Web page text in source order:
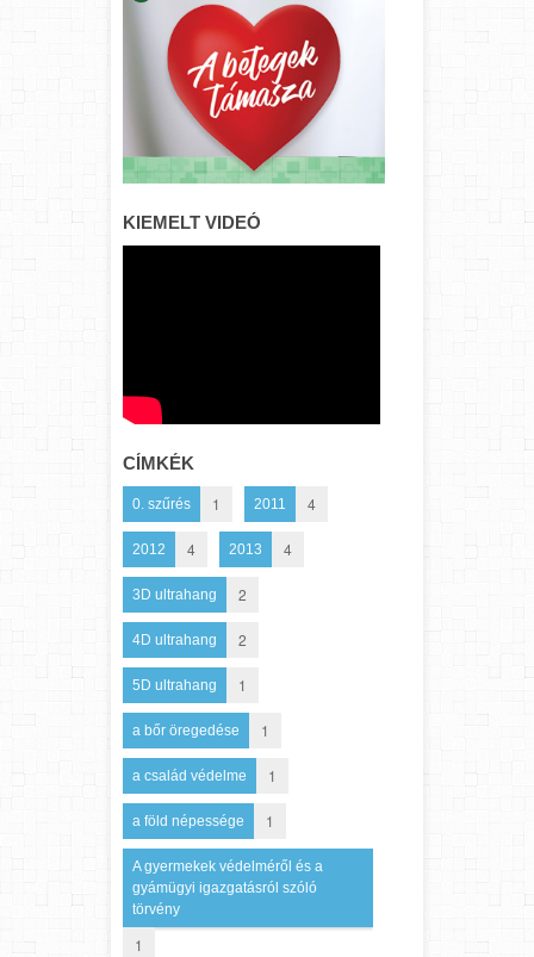
KIEMELT VIDEÓ
CÍMKÉK
0. szűrés 1 2011 4
2012 4 2013 4
3D ultrahang 2
4D ultrahang 2
5D ultrahang 1
a bőr öregedése 1
a család védelme 1
a föld népessége 1
A gyermekek védelméről és a
gyámügyi igazgatásról szóló
törvény
1